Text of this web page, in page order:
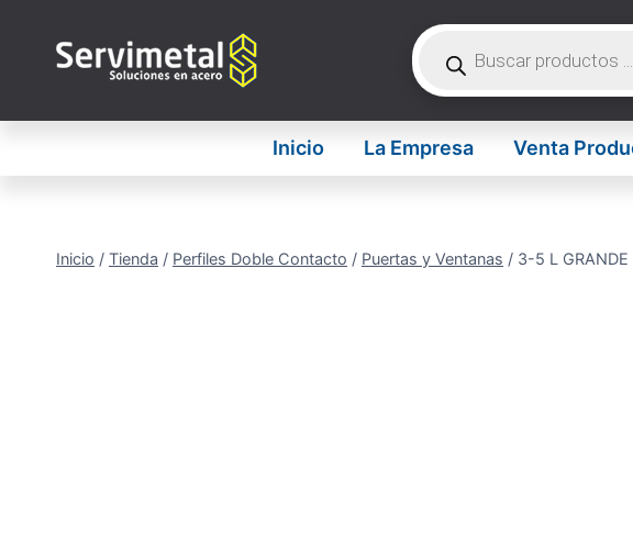
contenido
Búsqueda
productos
Inicio La Empresa Venta
Inicio / Tienda / Perfiles Doble Contacto / Puertas y Ventanas / 3-5 L GRANDE